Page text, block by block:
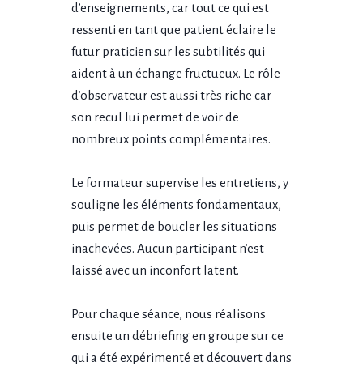
d’enseignements, car tout ce qui est
ressenti en tant que patient éclaire le
futur praticien sur les subtilités qui
aident à un échange fructueux. Le rôle
d’observateur est aussi très riche car
son recul lui permet de voir de
nombreux points complémentaires.
Le formateur supervise les entretiens, y
souligne les éléments fondamentaux,
puis permet de boucler les situations
inachevées. Aucun participant n’est
laissé avec un inconfort latent.
Pour chaque séance, nous réalisons
ensuite un débriefing en groupe sur ce
qui a été expérimenté et découvert dans